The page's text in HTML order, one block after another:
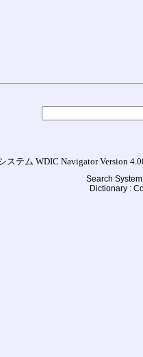
テム WDIC Navigator Version
Search
Dictionary :